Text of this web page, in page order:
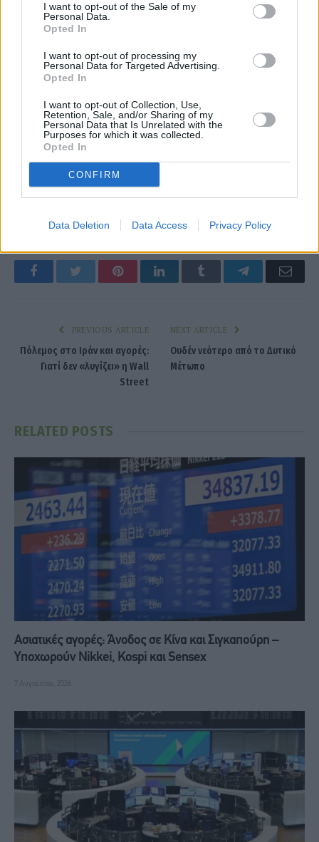
I want to opt-out of the Sale of my
Personal Data.
Opted In
I want to opt-out of processing my
Personal Data for Targeted Advertising.
Opted In
I want to opt-out of Collection, Use,
Retention, Sale, and/or Sharing of my
Personal Data that Is Unrelated with the
Purposes for which it was collected.
Opted In
CONFIRM
Data Deletion Data Access Privacy Policy
Facebook Twitter PinterestLinkedIn Tumblr Telegram
PREVIOUS ARTICLE
Πόλεμος στο Ιράν και αγορές:
Γιατί δεν «λυγίζει» η Wall
Street
NEXT ARTICLE
Ουδέν νεότερο από το Δυτικό
Μέτωπο
RELATED POSTS
Ασιατικές αγορές: Άνοδος σε Κίνα και Σιγκαπούρη –
Υποχωρούν Nikkei, Kospi και Sensex
7 Αυγούστου, 2026